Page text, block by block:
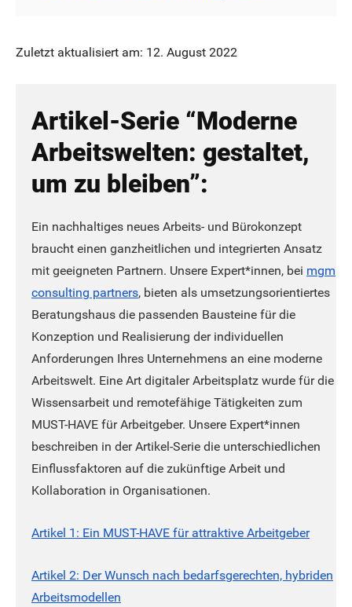
Zuletzt aktualisiert am: 12. August 2022
Artikel-Serie “Moderne
Arbeitswelten: gestaltet,
um zu bleiben”:
Ein nachhaltiges neues Arbeits- und Bürokonzept
braucht einen ganzheitlichen und integrierten Ansatz
mit geeigneten Partnern. Unsere Expert*innen, bei mgm
consulting partners, bieten als umsetzungsorientiertes
Beratungshaus die passenden Bausteine für die
Konzeption und Realisierung der individuellen
Anforderungen Ihres Unternehmens an eine moderne
Arbeitswelt. Eine Art digitaler Arbeitsplatz wurde für die
Wissensarbeit und remotefähige Tätigkeiten zum
MUST-HAVE für Arbeitgeber. Unsere Expert*innen
beschreiben in der Artikel-Serie die unterschiedlichen
Einflussfaktoren auf die zukünftige Arbeit und
Kollaboration in Organisationen.
Artikel 1: Ein MUST-HAVE für attraktive Arbeitgeber
Artikel 2: Der Wunsch nach bedarfsgerechten, hybriden
Arbeitsmodellen